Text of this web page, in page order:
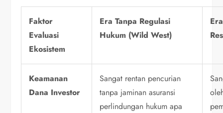
Faktor
Evaluasi
Ekosistem
Era Tanpa Regulasi
Hukum (Wild West)
Keamanan
Dana Investor
Sangat rentan pencurian
tanpa jaminan asuransi
perlindungan hukum apa